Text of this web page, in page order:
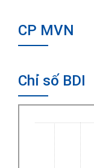
CP MVN
Chỉ số BDI